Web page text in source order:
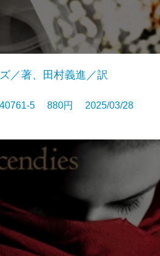
／著、田村義進／訳
5 880円 2025/03/28